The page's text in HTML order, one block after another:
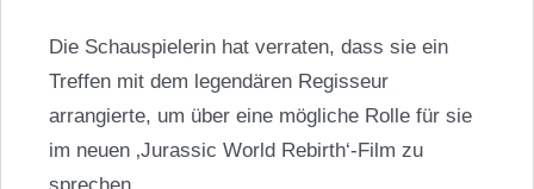
Die Schauspielerin hat verraten, dass sie ein
Treffen mit dem legendären Regisseur
arrangierte, um über eine mögliche Rolle für sie
im neuen ‚Jurassic World Rebirth‘-Film zu